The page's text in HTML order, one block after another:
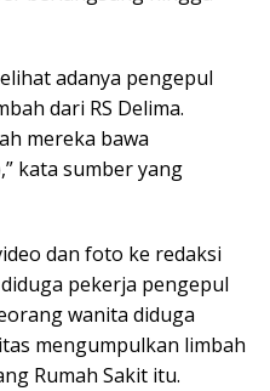
adanya pengepul
dari RS Delima.
mereka bawa
kata sumber yang
dan foto ke redaksi
pekerja pengepul
wanita diduga
mengumpulkan limbah
Rumah Sakit itu.